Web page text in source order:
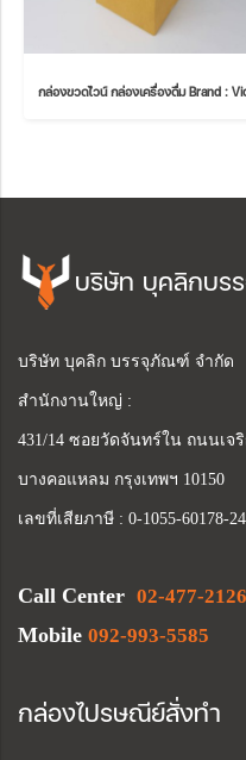
กล่องขวดไวน์ กล่องเครื่องดื่ม Brand :
บริษัท บุคลิกบร
บริษัท บุคลิก บรรจุภัณฑ์ จำกัด
สำนักงานใหญ่ :
431/14 ซอยวัดจันทร์ใน ถนนเ
บางคอแหลม กรุงเทพฯ 10150
เลขที่เสียภาษี : 0-1055-60178-
Call Center 02-477-2126
Mobile 092-993-5585
กล่องไปรษณีย์สั่งทำ